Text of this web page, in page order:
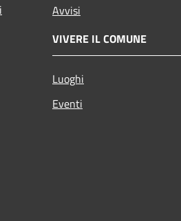
Avvisi
VIVERE IL COMUNE
Luoghi
Eventi